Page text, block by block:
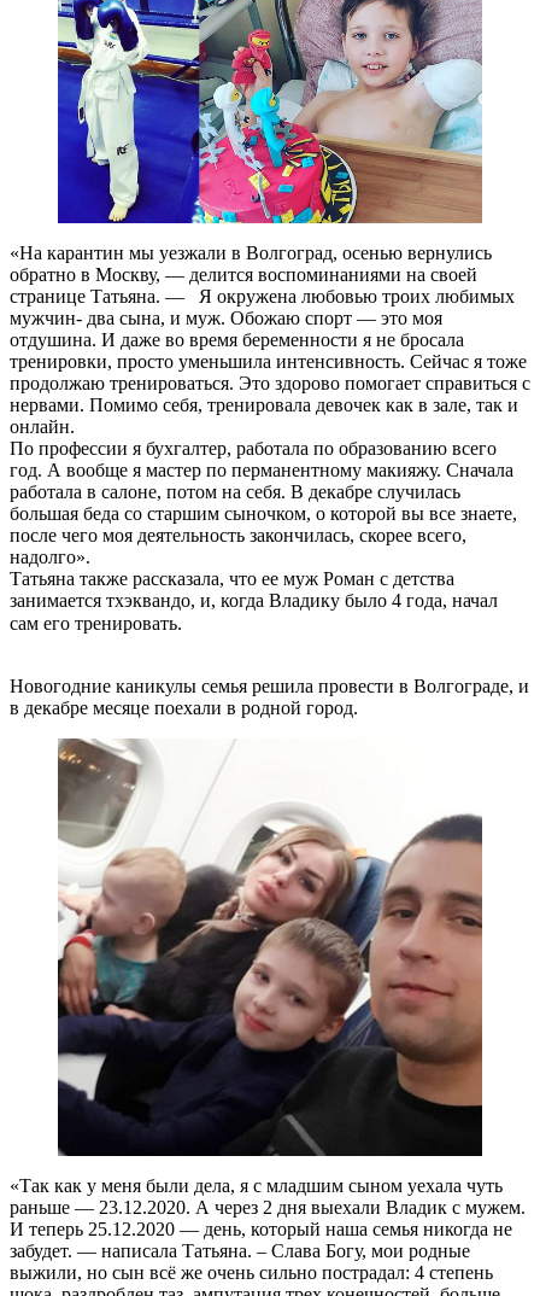
«На карантин мы уезжали в Волгоград, осенью вернулись
обратно в Москву, — делится воспоминаниями на своей
странице Татьяна. — Я окружена любовью троих любимых
мужчин- два сына, и муж. Обожаю спорт — это моя
отдушина. И даже во время беременности я не бросала
тренировки, просто уменьшила интенсивность. Сейчас я тоже
продолжаю тренироваться. Это здорово помогает справиться с
нервами. Помимо себя, тренировала девочек как в зале, так и
онлайн.
По профессии я бухгалтер, работала по образованию всего
год. А вообще я мастер по перманентному макияжу. Сначала
работала в салоне, потом на себя. В декабре случилась
большая беда со старшим сыночком, о которой вы все знаете,
после чего моя деятельность закончилась, скорее всего,
надолго».
Татьяна также рассказала, что ее муж Роман с детства
занимается тхэквандо, и, когда Владику было 4 года, начал
сам его тренировать. ⠀
Новогодние каникулы семья решила провести в Волгограде, и
в декабре месяце поехали в родной город.
«Так как у меня были дела, я с младшим сыном уехала чуть
раньше — 23.12.2020. А через 2 дня выехали Владик с мужем.
И теперь 25.12.2020 — день, который наша семья никогда не
забудет. — написала Татьяна. – Слава Богу, мои родные
выжили, но сын всё же очень сильно пострадал: 4 степень